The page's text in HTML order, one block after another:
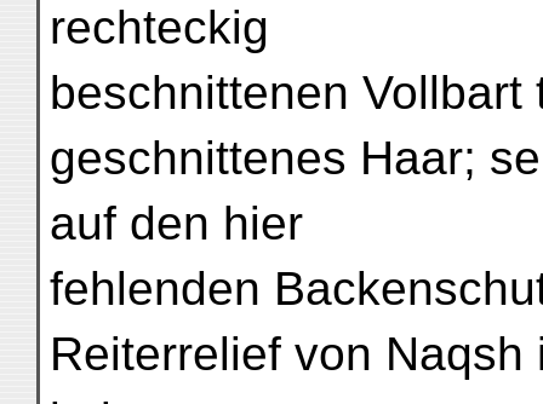
rechteckig
beschnittenen Vollbart
geschnittenes Haar;
auf den hier
fehlenden
Reiterrelief von